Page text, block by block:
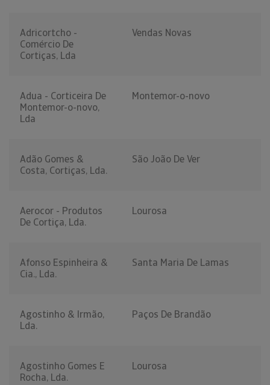
Adricortcho -
Comércio De
Cortiças, Lda
Vendas Novas
Adua - Corticeira De
Montemor-o-novo,
Lda
Montemor-o-novo
Adão Gomes &
Costa, Cortiças, Lda.
São João De Ver
Aerocor - Produtos
De Cortiça, Lda.
Lourosa
Afonso Espinheira &
Cia., Lda.
Santa Maria De Lamas
Agostinho & Irmão,
Lda.
Paços De Brandão
Agostinho Gomes E
Rocha, Lda.
Lourosa